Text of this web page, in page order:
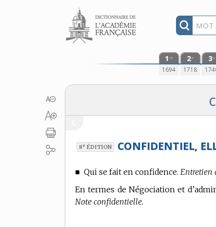
Aller au contenu
1 re
1694
2e
1718
3e
8e ÉDITION CONFIDENTIEL,
■ Qui se fait en confidence. Entretien
Entermes de Négociation et
Note confidentielle.